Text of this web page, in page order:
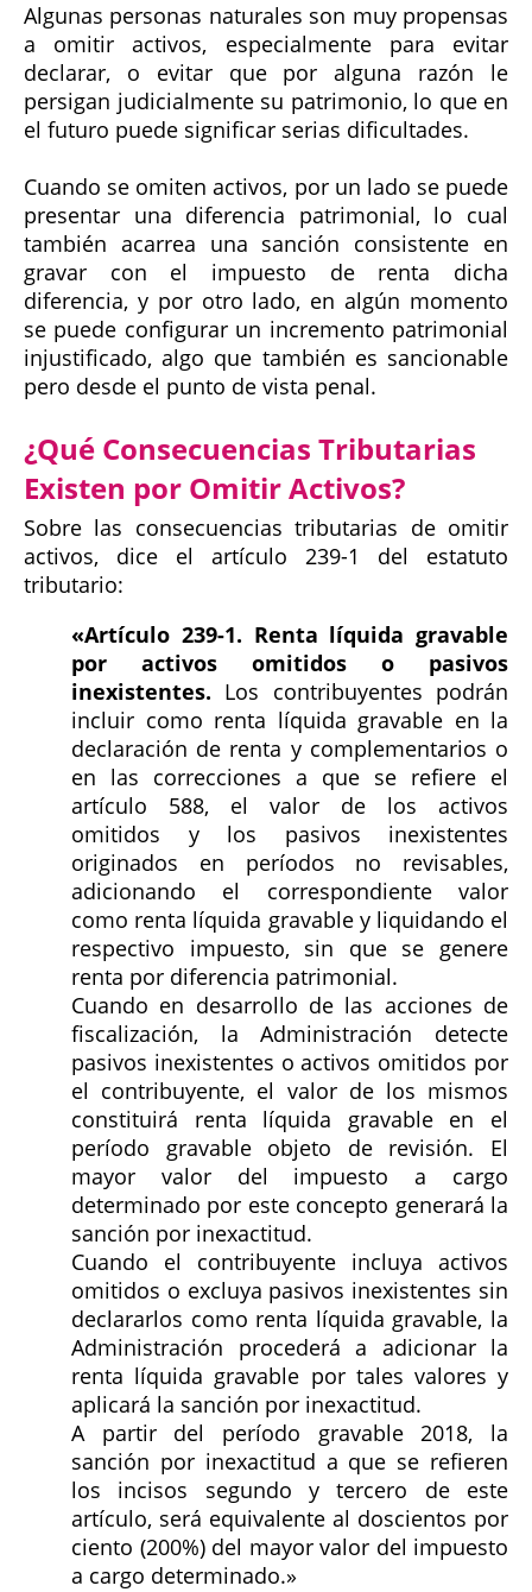
Algunas personas naturales son muy propensas
a omitir activos, especialmente para evitar
declarar, o evitar que por alguna razón le
persigan judicialmente su patrimonio, lo que en
el futuro puede significar serias dificultades.
Cuando se omiten activos, por un lado se puede
presentar una diferencia patrimonial, lo cual
también acarrea una sanción consistente en
gravar con el impuesto de renta dicha
diferencia, y por otro lado, en algún momento
se puede configurar un incremento patrimonial
injustificado, algo que también es sancionable
pero desde el punto de vista penal.
¿Qué Consecuencias Tributarias
Existen por Omitir Activos?
Sobre las consecuencias tributarias de omitir
activos, dice el artículo 239-1 del estatuto
tributario:
«Artículo 239-1. Renta líquida gravable
por activos omitidos o pasivos
inexistentes. Los contribuyentes podrán
incluir como renta líquida gravable en la
declaración de renta y complementarios o
en las correcciones a que se refiere el
artículo 588, el valor de los activos
omitidos y los pasivos inexistentes
originados en períodos no revisables,
adicionando el correspondiente valor
como renta líquida gravable y liquidando el
respectivo impuesto, sin que se genere
renta por diferencia patrimonial.
Cuando en desarrollo de las acciones de
fiscalización, la Administración detecte
pasivos inexistentes o activos omitidos por
el contribuyente, el valor de los mismos
constituirá renta líquida gravable en el
período gravable objeto de revisión. El
mayor valor del impuesto a cargo
determinado por este concepto generará la
sanción por inexactitud.
Cuando el contribuyente incluya activos
omitidos o excluya pasivos inexistentes sin
declararlos como renta líquida gravable, la
Administración procederá a adicionar la
renta líquida gravable por tales valores y
aplicará la sanción por inexactitud.
A partir del período gravable 2018, la
sanción por inexactitud a que se refieren
los incisos segundo y tercero de este
artículo, será equivalente al doscientos por
ciento (200%) del mayor valor del impuesto
a cargo determinado.»